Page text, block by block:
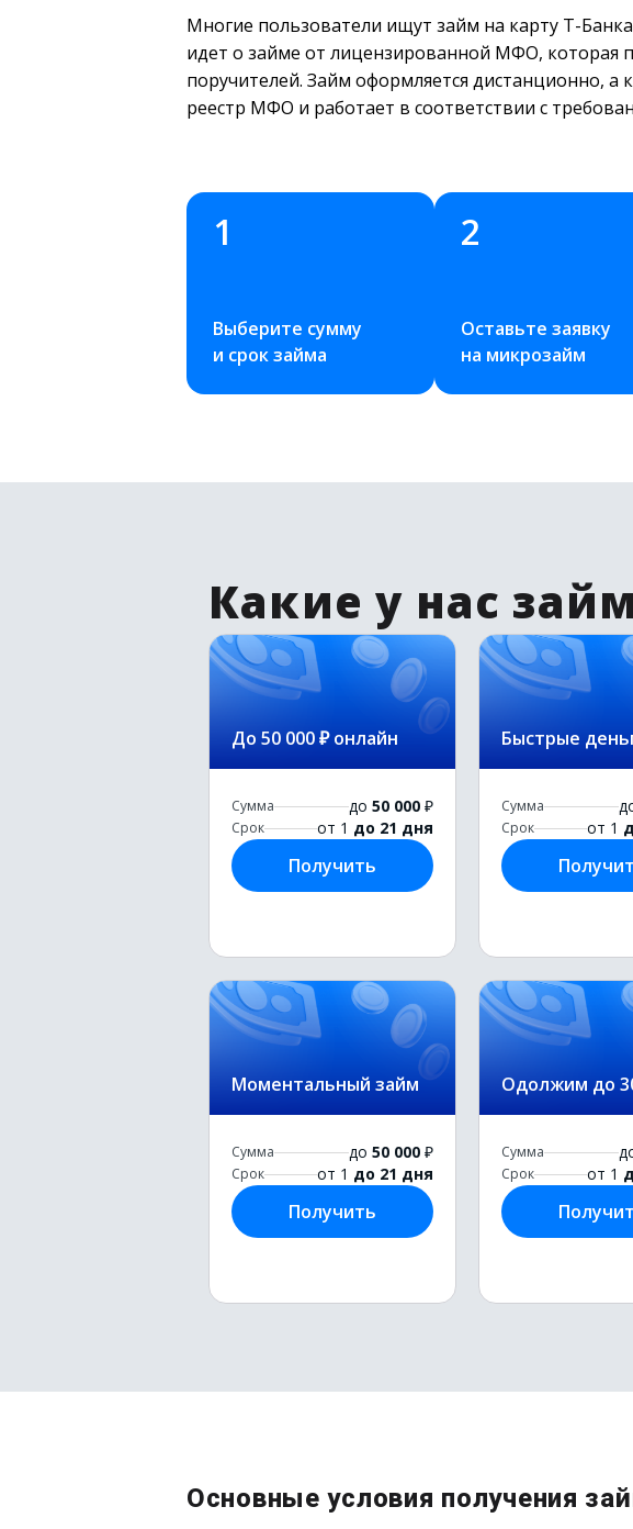
Многие пользователи ищут займ на карту Т-
идет о займе от лицензированной МФО, которая
поручителей. Займ оформляется дистанционно,
реестр МФО и работает в соответствии с
1
Выберите сумму
и срок займа
2
Оставьте заявку
на микрозайм
Какие у нас
До 50 000 ₽ онлайн
Сумма до 50 000 ₽
Срок от 1 до 21 дня
Получить
Быстрые
Сумма
Срок от 1
Моментальный займ
Сумма до 50 000 ₽
Срок от 1 до 21 дня
Получить
Одолжим до
Сумма
Срок от 1
Основные условия получения